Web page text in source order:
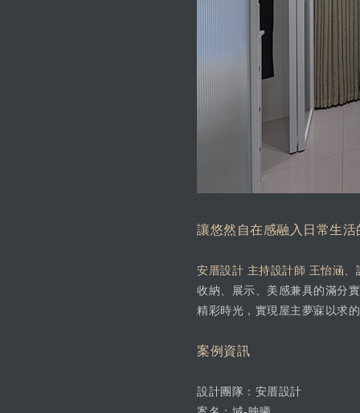
讓悠然自在感融入日常生活
安厝設計 主持設計師 王怡涵、
收納、展示、美感兼具的滿分
精彩時光，實現屋主夢寐以求
案例資訊
設計團隊：安厝設計